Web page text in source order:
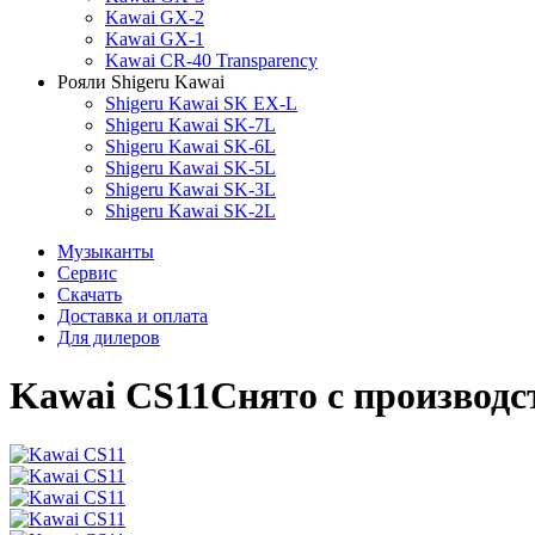
Kawai GX-2
Kawai GX-1
Kawai CR-40 Transparency
Рояли Shigeru Kawai
Shigeru Kawai SK EX-L
Shigeru Kawai SK-7L
Shigeru Kawai SK-6L
Shigeru Kawai SK-5L
Shigeru Kawai SK-3L
Shigeru Kawai SK-2L
Музыканты
Сервис
Скачать
Доставка и оплата
Для дилеров
Kawai CS11Снято с